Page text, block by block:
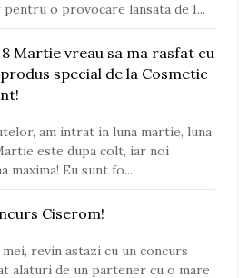
o provocare lansata de I...
8 Martie vreau sa ma rasfat cu
special de la Cosmetic
am intrat in luna martie, luna
este dupa colt, iar noi
maxima! Eu sunt fo...
Ciserom!
revin astazi cu un concurs
alaturi de un partener cu o mare